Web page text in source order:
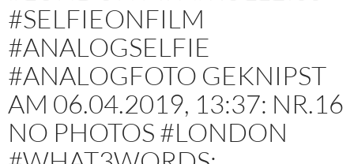
#SELFIEONFILM
#ANALOGSELFIE
#ANALOGFOTO GEKNIPST
AM 06.04.2019, 13:37: NR.16
NO PHOTOS #LONDON